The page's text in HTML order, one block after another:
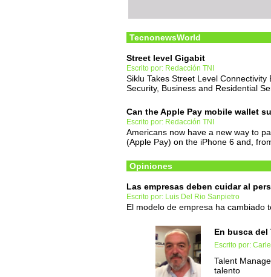
TecnonewsWorld
Street level Gigabit
Escrito por: Redacción TNI
Siklu Takes Street Level
Security, Business and Residential
Can the Apple Pay mobile wallet
Escrito por: Redacción TNI
Americans now have a new way to
(Apple Pay) on the iPhone 6 and,
Opiniones
Las empresas deben cuidar al
Escrito por: Luis Del Rio Sanpietro
El modelo de empresa ha cambiado
En busca
Escrito por:
Talent
talento